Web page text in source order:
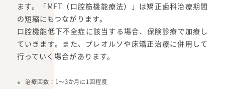
ます。「MFT（口腔筋機能療法）」は矯正歯科治療期間
の短縮にもつながります。
口腔機能低下不全症に該当する場合、保険診療で加療し
ていきます。また、プレオルソや床矯正治療に併用して
行っていく場合があります。
治療回数：1～3か月に1回程度